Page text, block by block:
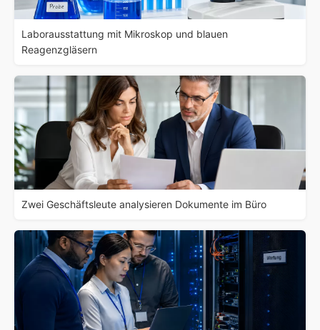
Laborausstattung mit Mikroskop und blauen
Reagenzgläsern
Zwei Geschäftsleute analysieren Dokumente im Büro